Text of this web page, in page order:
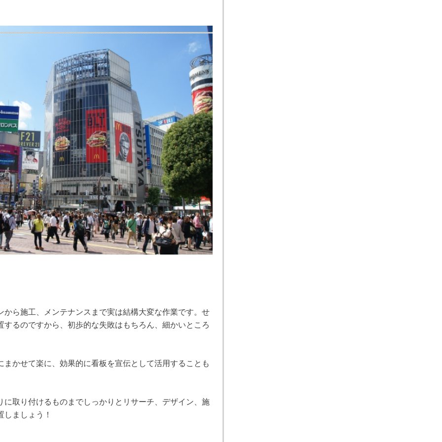
ら施工、メンテナンスまで実は結構大変な作業です。せ
るのですから、初歩的な失敗はもちろん、細かいところ
かせて楽に、効果的に看板を宣伝として活用することも
取り付けるものまでしっかりとリサーチ、デザイン、施
ましょう！